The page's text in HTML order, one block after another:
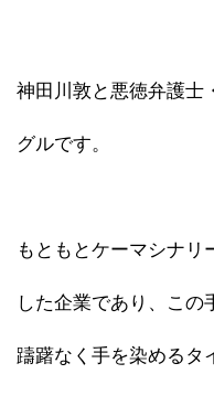
神田川敦と悪徳弁護士
グルです。
もともとケーマシナリ
した企業であり、この
躊躇なく手を染めるタ